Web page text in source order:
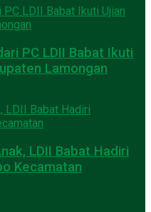
PC LDII Babat Ikuti
Lamongan
LDII Babat Hadiri
Kecamatan